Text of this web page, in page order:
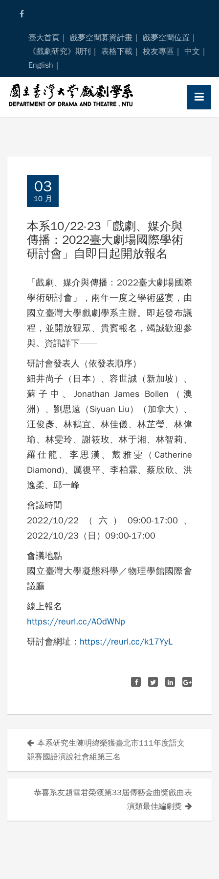
臺大首頁 戲夢空間募資計畫
戲夢空間位置
《戲劇研究》期刊
表格下載 校友專區
中文
English
03
10 月
本系10/22-23「戲劇、媒介與
傳播：2022臺大劇場國際學術
研討會」自即日起開放報名
「戲劇、媒介與傳播：2022臺大劇場國際
學術研討會」，兩年一度之學術盛宴，由
國立臺灣大學戲劇學系主辦。即起發布議
程，並開放觀眾、貴賓報名，竭誠歡迎參
與。資訊詳下──
研討會發表人（依發表順序）
細井尚子（日本）、容世誠（新加坡）、
蘇子中、Jonathan James Bollen（澳
洲）、劉思遠（Siyuan Liu）（加拿大）、
汪俊彥、林鶴宜、林佳儀、林芷瑩、林偉
瑜、林雯玲、謝筱玫、林于湘、林智莉、
羅仕龍、李思漢、戴雅雯（Catherine
Diamond)、厲復平、李柏霖、蔡欣欣、洪
逸柔、邱一峰
會議時間
2022/10/22（六）09:00-17:00、
2022/10/23（日）09:00-17:00
會議地點
國立臺灣大學凝態科學／物理學館國際會
議廳
線上報名
https://reurl.cc/AOdWNp
研討會網址： https://reurl.cc/k17YyL
章
覽
本系研究生陳明緯榮獲臺北市111年度語文
競賽國語演說社會組第三名
恭喜系友趙雪君榮獲第33屆傳藝金曲獎戲曲表
演類最佳編劇獎